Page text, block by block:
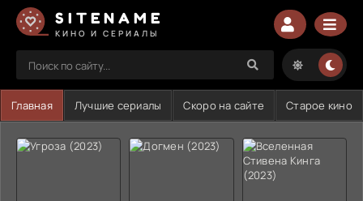
SITENAME
КИНО И СЕРИАЛЫ
Главная Лучшие сериалы Скоро на сайте Старое кино